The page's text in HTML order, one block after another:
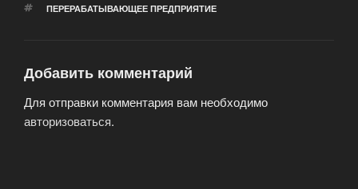
МЕТКИ
ПЕРЕРАБАТЫВАЮЩЕЕ ПРЕДПРИЯТИЕ
Добавить комментарий
Для отправки комментария вам необходимо
авторизоваться.